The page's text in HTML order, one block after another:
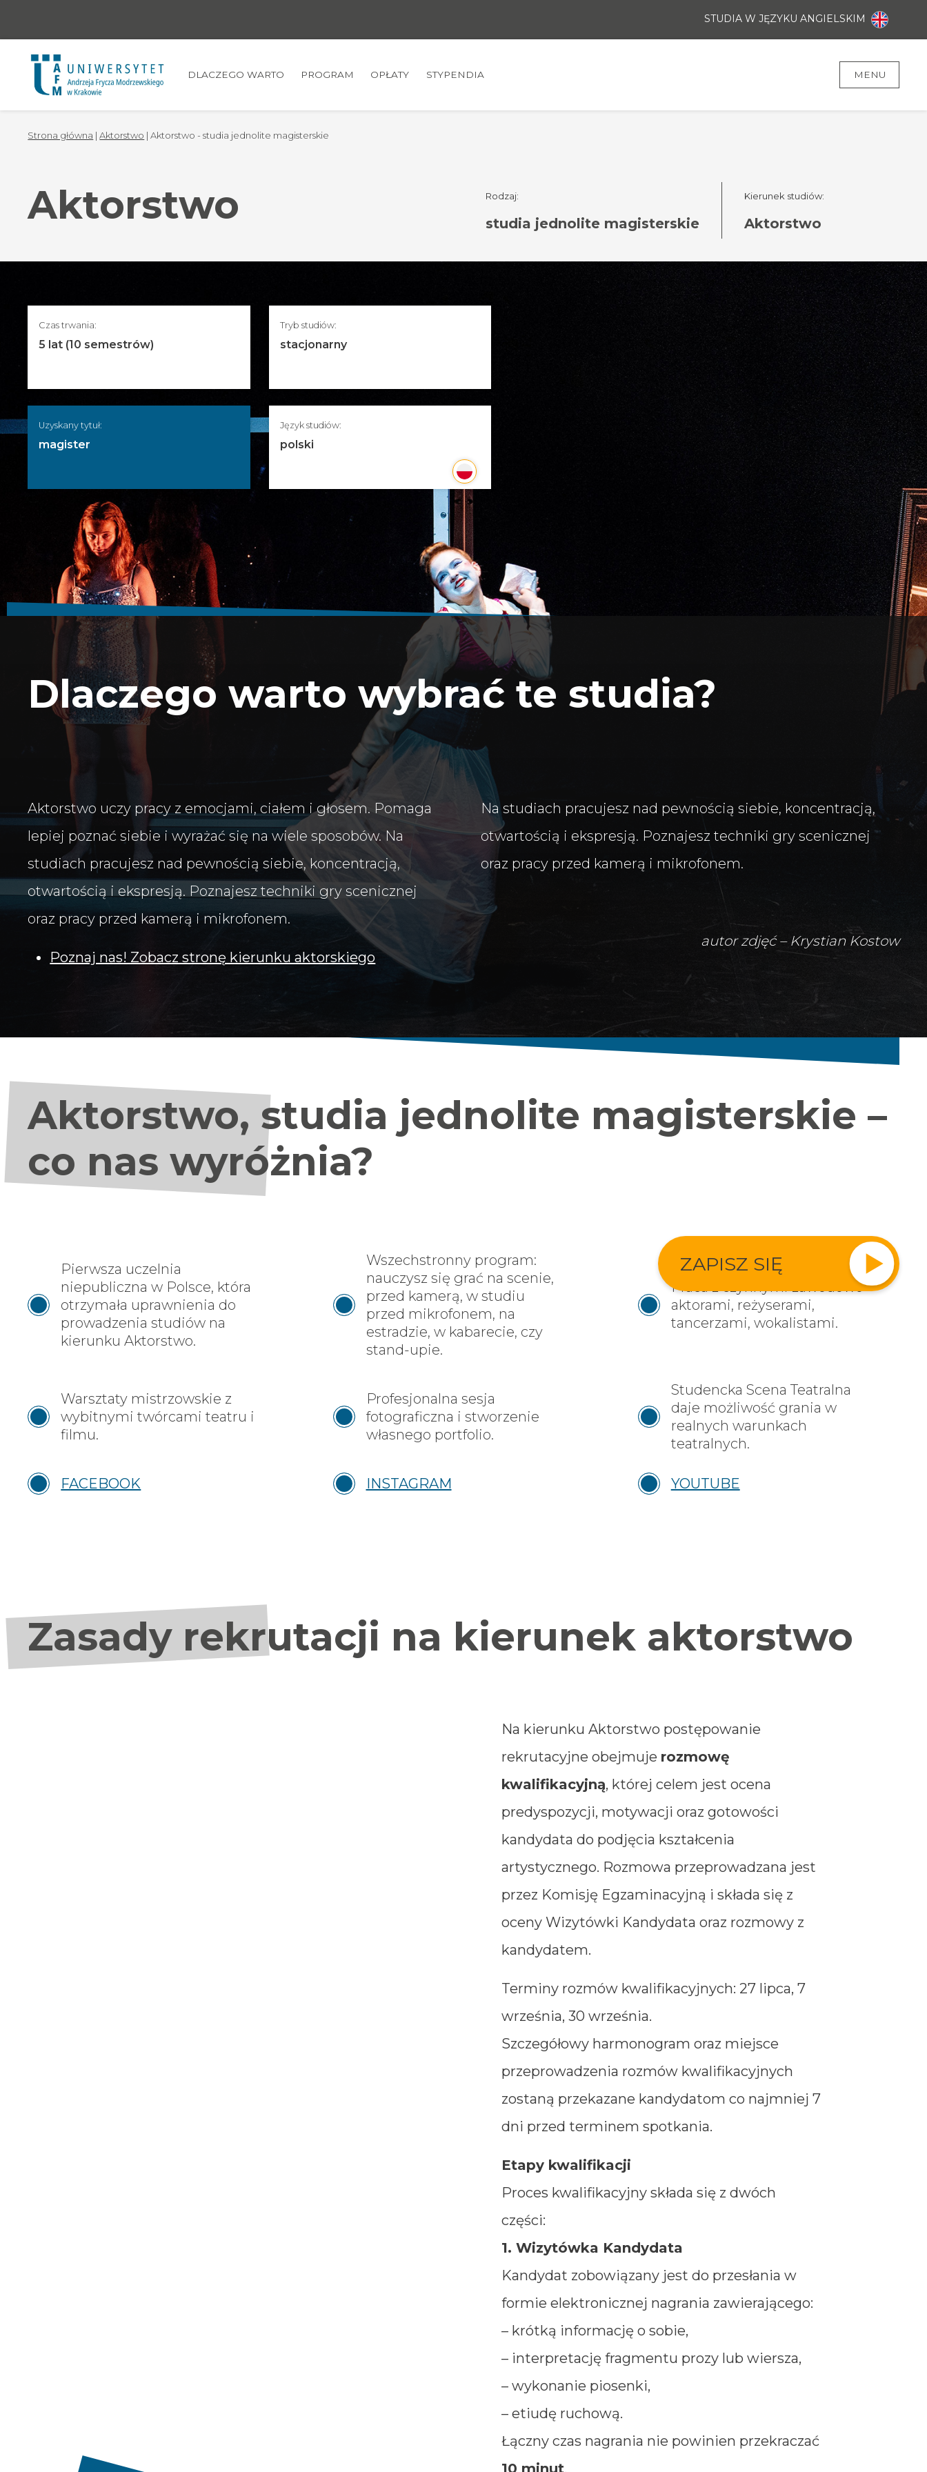
STUDIA W JĘZYKU ANGIELSKIM
ZAPISZ SIĘ
DLACZEGO WARTO PROGRAM OPŁATY STYPENDIA MENU
Strona główna |Aktorstwo | Aktorstwo - studia jednolite magisterskie
Aktorstwo Rodzaj:
studia jednolite magisterskie
Kierunek studiów:
Aktorstwo
Czas trwania:
5 lat (10 semestrów)
Tryb studiów:
stacjonarny
Uzyskany tytuł:
magister
Język studiów:
polski
Dlaczego warto wybrać te studia?
Aktorstwo uczy pracy z emocjami, ciałem i głosem. Pomaga
lepiej poznać siebie i wyrażać się na wiele sposobów. Na
studiach pracujesz nad pewnością siebie, koncentracją,
otwartością i ekspresją. Poznajesz techniki gry scenicznej
oraz pracy przed kamerą i mikrofonem.
Poznaj nas! Zobacz stronę kierunku aktorskiego
Na studiach pracujesz nad pewnością siebie, koncentracją,
otwartością i ekspresją. Poznajesz techniki gry scenicznej
oraz pracy przed kamerą i mikrofonem.
autor zdjęć – Krystian Kostow
Aktorstwo, studia jednolite magisterskie –
co nas wyróżnia?
Pierwsza uczelnia
niepubliczna w Polsce, która
otrzymała uprawnienia do
prowadzenia studiów na
kierunku Aktorstwo.
Wszechstronny program:
nauczysz się grać na scenie,
przed kamerą, w studiu
przed mikrofonem, na
estradzie, w kabarecie, czy
stand-upie.
Praca z czynnymi zawodowo
aktorami, reżyserami,
tancerzami, wokalistami.
Warsztaty mistrzowskie z
wybitnymi twórcami teatru i
filmu.
Profesjonalna sesja
fotograficzna i stworzenie
własnego portfolio.
Studencka Scena Teatralna
daje możliwość grania w
realnych warunkach
teatralnych.
FACEBOOK INSTAGRAM YOUTUBE
Zasady rekrutacji na kierunek aktorstwo
Na kierunku Aktorstwo postępowanie
rekrutacyjne obejmuje rozmowę
kwalifikacyjną, której celem jest ocena
predyspozycji, motywacji oraz gotowości
kandydata do podjęcia kształcenia
artystycznego. Rozmowa przeprowadzana jest
przez Komisję Egzaminacyjną i składa się z
oceny Wizytówki Kandydata oraz rozmowy z
kandydatem.
Terminy rozmów kwalifikacyjnych: 27 lipca, 7
września, 30 września.
Szczegółowy harmonogram oraz miejsce
przeprowadzenia rozmów kwalifikacyjnych
zostaną przekazane kandydatom co najmniej 7
dni przed terminem spotkania.
Etapy kwalifikacji
Proces kwalifikacyjny składa się z dwóch
części:
1. Wizytówka Kandydata
Kandydat zobowiązany jest do przesłania w
formie elektronicznej nagrania zawierającego:
– krótką informację o sobie,
– interpretację fragmentu prozy lub wiersza,
– wykonanie piosenki,
– etiudę ruchową.
Łączny czas nagrania nie powinien przekraczać
10 minut